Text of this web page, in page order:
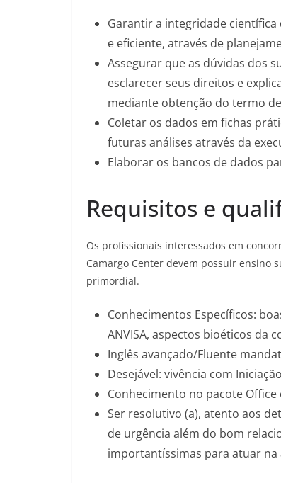
Garantir a integridade científica
e eficiente, através de
Assegurar que as dúvidas dos
esclarecer seus direitos e
mediante obtenção do termo
Coletar os dados em fichas
futuras análises através da
Elaborar os bancos de dados
Requisitos e
Os profissionais interessados em
Camargo Center devem possuir ensino
primordial.
Conhecimentos Específicos:
ANVISA, aspectos bioéticos da
Inglês avançado/Fluente
Desejável: vivência com
Conhecimento no pacote
Ser resolutivo (a), atento aos
de urgência além do bom
importantíssimas para atuar na